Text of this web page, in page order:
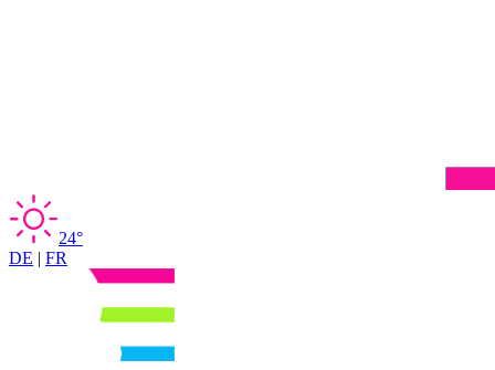
24°
DE | FR